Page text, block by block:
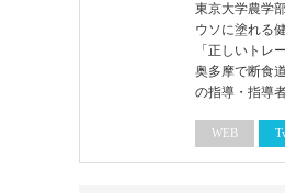
東京大学農学
ウソに塗れる
「正しいトレ
奥多摩で断食
の指導・指導
WEB